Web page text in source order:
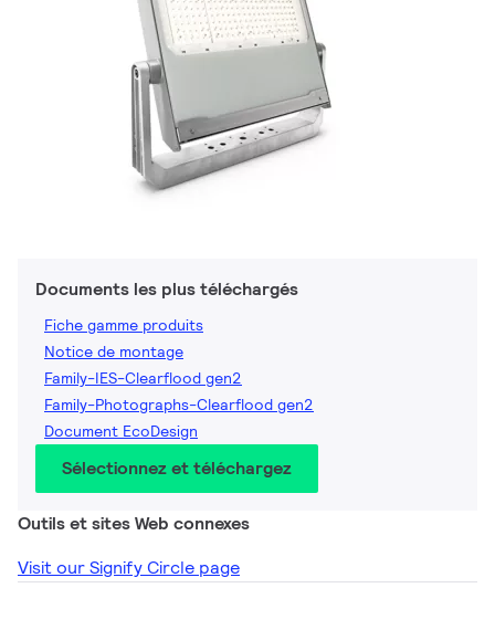
Documents les plus téléchargés
Fiche gamme produits
Notice de montage
Family-IES-Clearflood gen2
Family-Photographs-Clearflood gen2
Document EcoDesign
Sélectionnez et téléchargez
Outils et sites Web connexes
Visit our Signify Circle page